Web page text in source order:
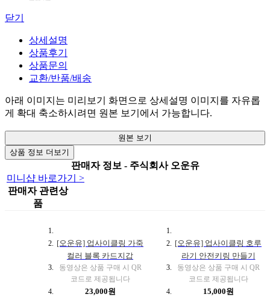
닫기
상세설명
상품후기
상품문의
교환/반품/배송
아래 이미지는 미리보기 화면으로 상세설명 이미지를 자유롭
게 확대 축소하시려면 원본 보기에서 가능합니다.
원본 보기
상품 정보 더보기
판매자 정보 - 주식회사 오운유
미니샵 바로가기 >
판매자 관련상
품
[오운유] 업사이클링 가죽
컬러 블록 카드지갑
동영상은 상품 구매 시 QR
코드로 제공됩니다
23,000원
[오운유] 업사이클링 호루
라기 안전키링 만들기
동영상은 상품 구매 시 QR
코드로 제공됩니다
15,000원